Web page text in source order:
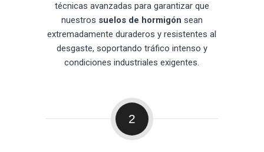
técnicas avanzadas para garantizar que
nuestros suelos de hormigón sean
extremadamente duraderos y resistentes al
desgaste, soportando tráfico intenso y
condiciones industriales exigentes.
2